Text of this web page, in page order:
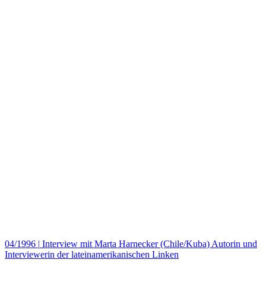
04/1996 | Interview mit Marta Harnecker (Chile/Kuba) Autorin und
Interviewerin der lateinamerikanischen Linken